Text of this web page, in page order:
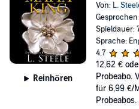
©2022, 2023 Laxmi Hariharan
Reinhören
Von: L.
Spieldauer:
Sprache:
4,7
12,62 €
Probeabo.
für 6,99 €/
Probeabos.